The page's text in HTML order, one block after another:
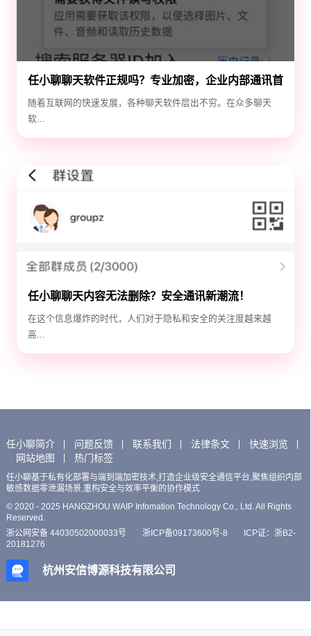
任小聊聊天软件正规吗？专业加密，企业内部通讯首
选！
随着互联网的快速发展，各种聊天软件层出不穷。在众多聊天
软...
任小聊聊天内容无法删除？安全通讯新潮流！
在这个信息爆炸的时代，人们对于隐私和安全的关注度越来越
高...
任小聊简介 问题反馈 联系我们 法律条文
快速浏览
网站地图
热门标签
任小聊基于私有化部署与端到端加密技术,打造企业级安全通信平台,聚焦组织内部
敏感数据零泄漏场景,重构安全与效率平衡的协作模式
© 2020 - 2025 HANGZHOU WAIP Infomation Technology Co., Ltd. All Rights
Reserved.
浙公网安备 44030502000033号
浙ICP备09173600号-8
ICP证：浙B2-
20181276
杭州安信博源科技有限公司